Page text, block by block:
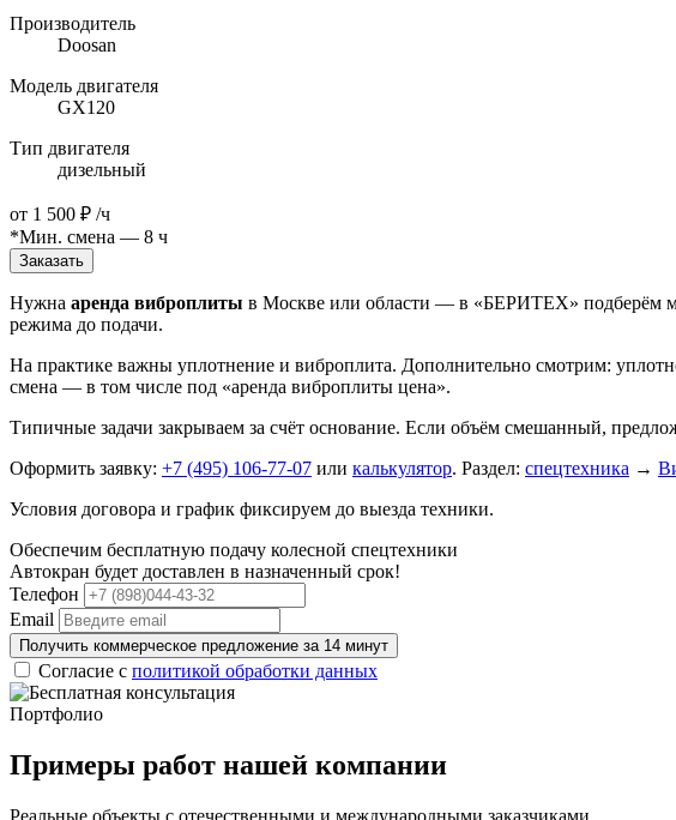
Производитель
Doosan
Модель двигателя
GX120
Тип двигателя
дизельный
от 1 500 ₽ /ч
*Мин. смена — 8 ч
Заказать
Нужна аренда виброплиты в Москве или области — в «БЕРИТЕХ» подберём
режима до подачи.
На практике важны уплотнение и виброплита. Дополнительно смотрим:
смена — в том числе под «аренда виброплиты цена».
Типичные задачи закрываем за счёт основание. Если объём смешанный,
Оформить заявку: +7 (495) 106-77-07 или калькулятор. Раздел: спецтехника →
Условия договора и график фиксируем до выезда техники.
Обеспечим бесплатную подачу колесной спецтехники
Автокран будет доставлен в назначенный срок!
Телефон
Email
Получить коммерческое предложение за 14 минут
Согласие с политикой обработки данных
Портфолио
Примеры работ нашей компании
Реальные объекты с отечественными и международными заказчиками